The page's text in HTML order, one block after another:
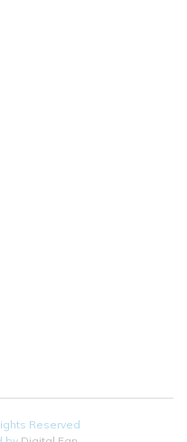
Reserved